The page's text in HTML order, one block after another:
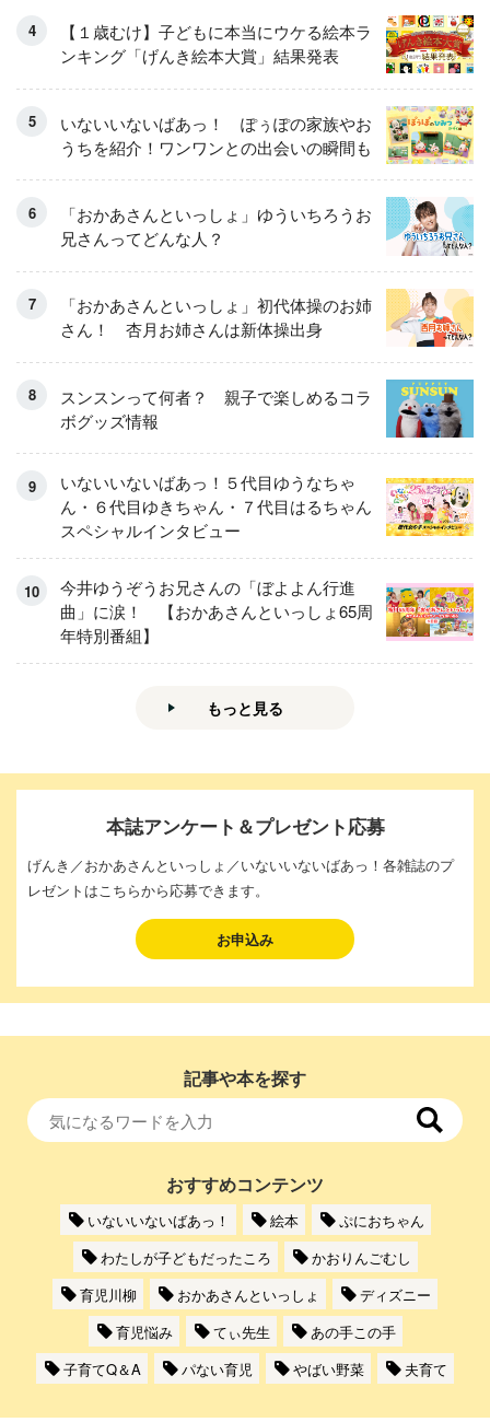
【１歳むけ】子どもに本当にウケる絵本ラ
ンキング「げんき絵本大賞」結果発表
いないいないばあっ！ ぽぅぽの家族やお
うちを紹介！ワンワンとの出会いの瞬間も
「おかあさんといっしょ」ゆういちろうお
兄さんってどんな人？
「おかあさんといっしょ」初代体操のお姉
さん！ 杏月お姉さんは新体操出身
スンスンって何者？ 親子で楽しめるコラ
ボグッズ情報
いないいないばあっ！５代目ゆうなちゃ
ん・６代目ゆきちゃん・７代目はるちゃん
スペシャルインタビュー
今井ゆうぞうお兄さんの「ぼよよん行進
曲」に涙！ 【おかあさんといっしょ65周
年特別番組】
もっと見る
本誌アンケート＆プレゼント応募
げんき／おかあさんといっしょ／いないいないばあっ！各雑誌のプ
レゼントはこちらから応募できます。
お申込み
記事や本を探す
おすすめコンテンツ
いないいないばあっ！ 絵本
ぷにおちゃん
わたしが子どもだったころ
かおりんごむし
育児川柳
おかあさんといっしょ
ディズニー
育児悩み
てぃ先生
あの手この手
子育てQ＆A
パない育児 やばい野菜 夫育て